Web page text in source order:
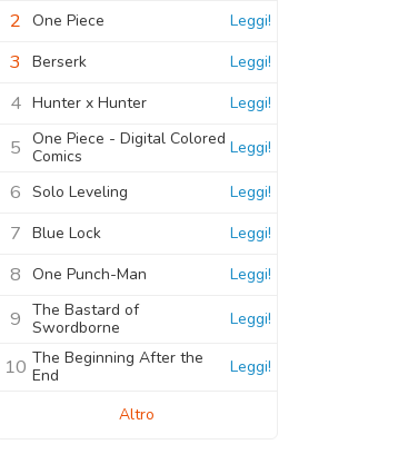
2 One Piece Leggi!
3 Berserk Leggi!
4 Hunter x Hunter Leggi!
5 One Piece - Digital Colored
Comics
Leggi!
6 Solo Leveling Leggi!
7 Blue Lock Leggi!
8 One Punch-Man Leggi!
9 The Bastard of
Swordborne
Leggi!
10 The Beginning After the
End
Leggi!
Altro